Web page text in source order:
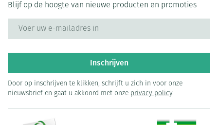
Blijf op de hoogte van nieuwe producten en promoties
Inschrijven
Door op inschrijven te klikken, schrijft u zich in voor onze
nieuwsbrief en gaat u akkoord met onze privacy policy.